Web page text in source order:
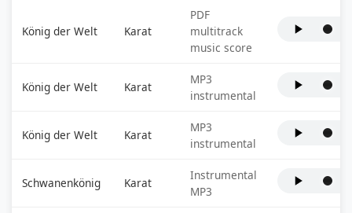
König der Welt Karat
PDF
multitrack
music score
König der Welt Karat
MP3
instrumental
König der Welt Karat
MP3
instrumental
Schwanenkönig Karat
Instrumental
MP3